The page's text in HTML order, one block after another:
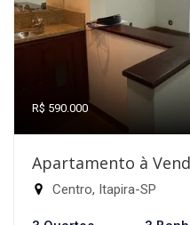
R$ 590.000
Apartamento à
Centro, Itapira-SP